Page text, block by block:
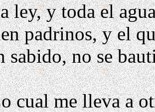
ley, y toda el
padrinos, y el
sabido, no se
cual me lleva a